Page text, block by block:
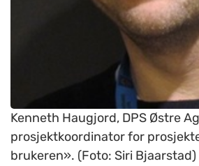
Kenneth Haugjord, DPS Østre
prosjektkoordinator for
brukeren». (Foto: Siri Bjaarstad)